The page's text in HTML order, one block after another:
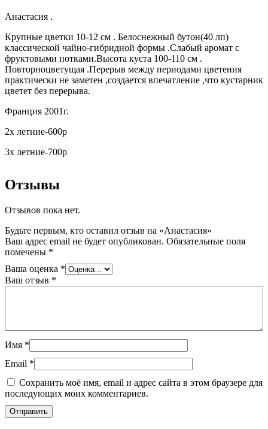
Анастасия .
Крупные цветки 10-12 см . Белоснежный бутон(40 лп)
классической чайно-гибридной формы .Слабый аромат с
фруктовыми нотками.Высота куста 100-110 см .
Повторноцветущая .Перерыв между периодами цветения
практически не заметен ,создается впечатление ,что кустарник
цветет без перерыва.
Франция 2001г.
2х летние-600р
3х летние-700р
Отзывы
Отзывов пока нет.
Будьте первым, кто оставил отзыв на «Анастасия»
Ваш адрес email не будет опубликован. Обязательные поля
помечены *
Ваша оценка *
Ваш отзыв *
Имя *
Email *
Сохранить моё имя, email и адрес сайта в этом браузере для
последующих моих комментариев.